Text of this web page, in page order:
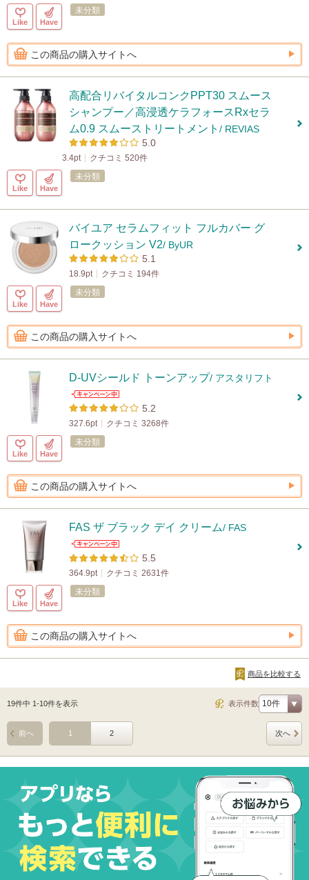
Like Have
未分類
この商品の購入サイトへ
高配合リバイタルコンクPPT30 スムース
シャンプー／高浸透ケラフォースRxセラ
ム0.9 スムーストリートメント / REVIAS
5.0
3.4pt クチコミ 520件
Like Have
未分類
バイユア セラムフィット フルカバー グ
ロークッション V2/ ByUR
5.1
18.9pt クチコミ 194件
Like Have
未分類
この商品の購入サイトへ
D-UVシールド トーンアップ/ アスタリフト
5.2
327.6pt クチコミ 3268件
Like Have
未分類
この商品の購入サイトへ
FAS ザ ブラック デイ クリーム/ FAS
5.5
364.9pt クチコミ 2631件
Like Have
未分類
この商品の購入サイトへ
商品を比較する
19件中 1-10件を表示 表示件数
1 2
前へ 次へ